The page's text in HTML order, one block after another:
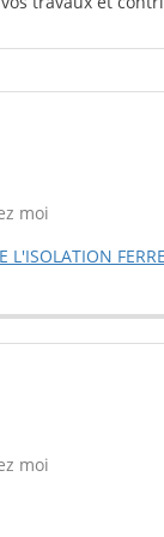
moi
L'ISOLATION
moi